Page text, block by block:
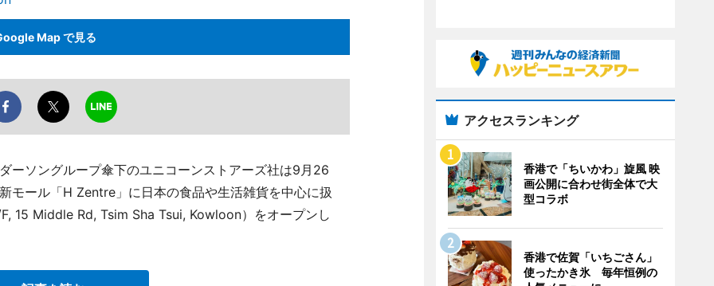
Map で見る
ーソングループ傘下のユニコーンストアーズ社は9月26
モール「H Zentre」に日本の食品や生活雑貨を中心に扱
15 Middle Rd, Tsim Sha Tsui, Kowloon）をオープンし
アクセスランキング
香港で「ちいかわ」旋風 映
画公開に合わせ街全体で大
型コラボ
香港で佐賀「いちごさん」
使ったかき氷 毎年恒例の